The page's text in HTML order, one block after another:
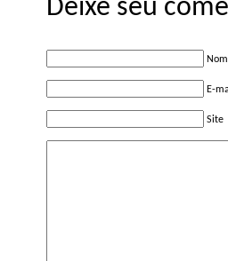
Deixe seu
E-
Site